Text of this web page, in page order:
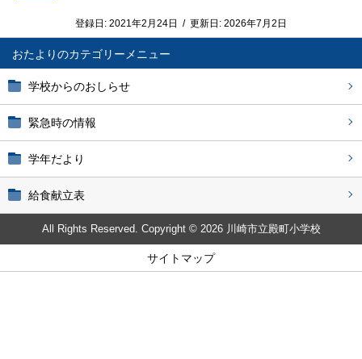
おたより
学校からのおしらせ
緊急時の情報
学年だより
給食献立表
登録日: 2021年2月24日 / 更新日: 2026年7月2日
All Rights Reserved. Copyright © 2026 川崎市立殿町小学校
サイトマップ